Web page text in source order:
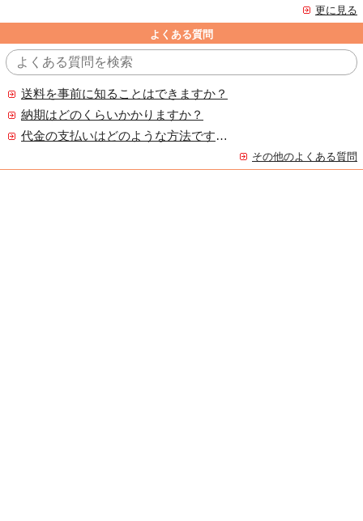
更に見る
よくある質問
送料を事前に知ることはできますか？
納期はどのくらいかかりますか？
代金の支払いはどのような方法ですか？
その他のよくある質問